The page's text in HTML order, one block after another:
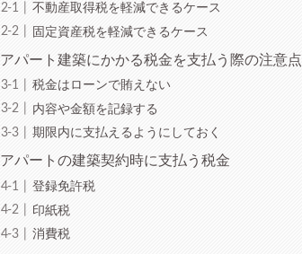
不動産取得税を軽減できるケース
固定資産税を軽減できるケース
アパート建築にかかる税金を支払う際の注意点
税金はローンで賄えない
内容や金額を記録する
期限内に支払えるようにしておく
アパートの建築契約時に支払う税金
登録免許税
印紙税
消費税